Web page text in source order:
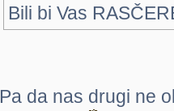
Bili bi Vas
Pa da nas drugi ne